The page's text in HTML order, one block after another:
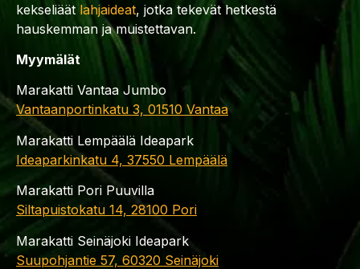
kekseliäätlahjaideat, jotka tekevät hetkestä
hauskemman ja muistettavan.
Myymälät
Marakatti Vantaa Jumbo
Vantaanportinkatu 3, 01510 Vantaa
Marakatti Lempäälä Ideapark
Ideaparkinkatu 4, 37550 Lempäälä
Marakatti Pori Puuvilla
Siltapuistokatu 14, 28100 Pori
Marakatti Seinäjoki Ideapark
Suupohjantie 57, 60320 Seinäjoki